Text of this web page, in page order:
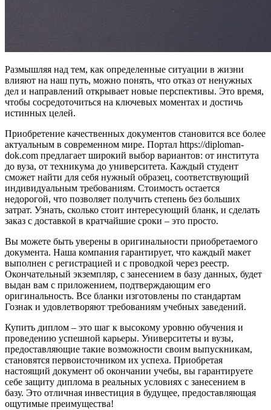
Размышляя над тем, как определенные ситуации в жизни
влияют на наш путь, можно понять, что отказ от ненужных
дел и направлений открывает новые перспективы. Это время,
чтобы сосредоточиться на ключевых моментах и достичь
истинных целей.
Приобретение качественных документов становится все более
актуальным в современном мире. Портал https://diploman-
dok.com предлагает широкий выбор вариантов: от института
до вуза, от техникума до университета. Каждый студент
сможет найти для себя нужный образец, соответствующий
индивидуальным требованиям. Стоимость остается
недорогой, что позволяет получить степень без больших
затрат. Узнать, сколько стоит интересующий бланк, и сделать
заказ с доставкой в кратчайшие сроки – это просто.
Вы можете быть уверены в оригинальности приобретаемого
документа. Наша компания гарантирует, что каждый макет
выполнен с регистрацией и с проводкой через реестр.
Окончательный экземпляр, с занесением в базу данных, будет
выдан вам с приложением, подтверждающим его
оригинальность. Все бланки изготовлены по стандартам
Гознак и удовлетворяют требованиям учебных заведений.
Купить диплом – это шаг к высокому уровню обучения и
проведению успешной карьеры. Университеты и вузы,
предоставляющие такие возможности своим выпускникам,
становятся первоисточником их успеха. Приобретая
настоящий документ об окончании учебы, вы гарантируете
себе защиту диплома в реальных условиях с занесением в
базу. Это отличная инвестиция в будущее, предоставляющая
ощутимые преимущества!